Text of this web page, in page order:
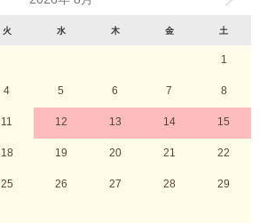
火 水 木 金 土
1
4 5 6 7 8
11 12 13 14 15
18 19 20 21 22
25 26 27 28 29